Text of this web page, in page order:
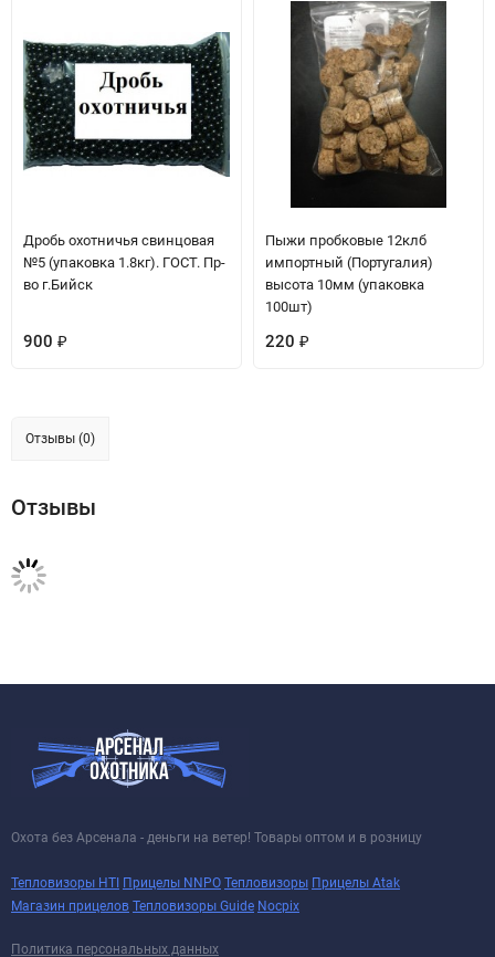
Дробь охотничья свинцовая
№5 (упаковка 1.8кг). ГОСТ. Пр-
во г.Бийск
900 ₽
Пыжи пробковые 12клб
импортный (Португалия)
высота 10мм (упаковка
100шт)
220 ₽
Отзывы (0)
Отзывы
Охота без Арсенала - деньги на ветер! Товары оптом и в розницу
Тепловизоры HTI Прицелы NNPO Тепловизоры Прицелы Atak
Магазин прицелов Тепловизоры Guide Nocpix
Политика персональных данных